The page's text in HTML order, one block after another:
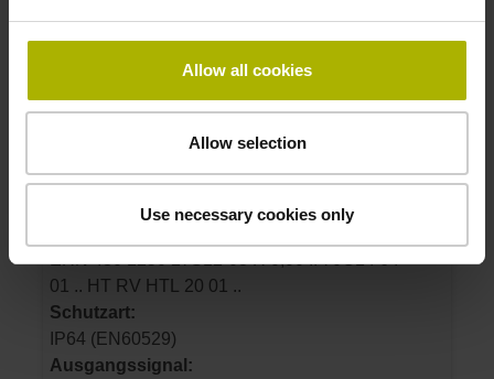
Allow all cookies
Allow selection
Use necessary cookies only
Schutzart:
IP64 (EN60529)
Ausgangssignal:
HTL Rechtecksignale, HTL-Pegel
Identnummer:
ERN 430 1250 27S12-03 R 0,00 .. 70C14 64
01 .. HT RV HTL 20 01 ..
Schutzart:
IP64 (EN60529)
Ausgangssignal: